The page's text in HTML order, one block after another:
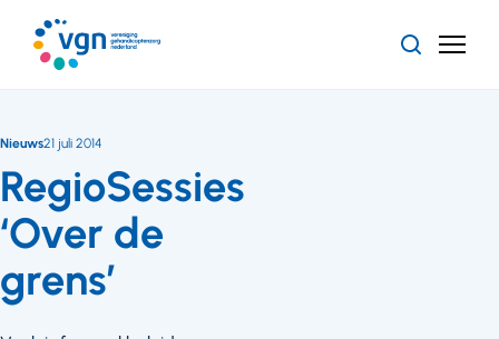
naar
hoofdinhoud
ZoekenMenu
RegioSessies
‘Over de
grens’
Nieuws21 juli 2014